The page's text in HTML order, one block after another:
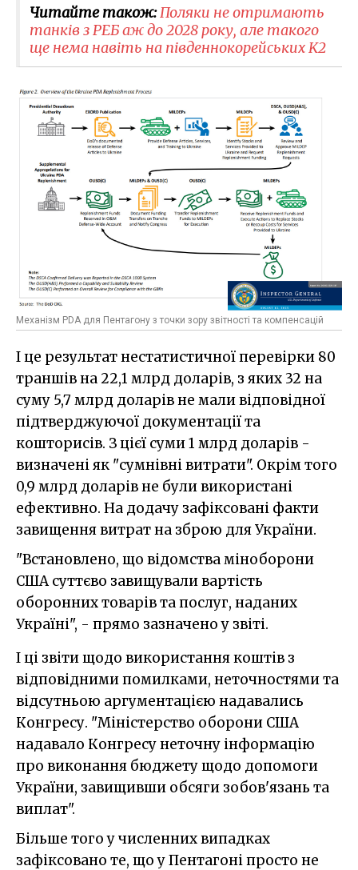
Читайте також:Поляки не отримають
танків з РЕБ аж до 2028 року, але такого
ще нема навіть на південнокорейських K2
Механізм PDA для Пентагону з точки зору звітності та компенсацій
І це результат нестатистичної перевірки 80
траншів на 22,1 млрд доларів, з яких 32 на
суму 5,7 млрд доларів не мали відповідної
підтверджуючої документації та
кошторисів. З цієї суми 1 млрд доларів -
визначені як "сумнівні витрати". Окрім того
0,9 млрд доларів не були використані
ефективно. На додачу зафіксовані факти
завищення витрат на зброю для України.
"Встановлено, що відомства міноборони
США суттєво завищували вартість
оборонних товарів та послуг, наданих
Україні", - прямо зазначено у звіті.
І ці звіти щодо використання коштів з
відповідними помилками, неточностями та
відсутньою аргументацією надавались
Конгресу. "Міністерство оборони США
надавало Конгресу неточну інформацію
про виконання бюджету щодо допомоги
України, завищивши обсяги зобов'язань та
виплат".
Більше того у численних випадках
зафіксовано те, що у Пентагоні просто не